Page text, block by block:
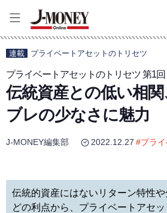
連載 プライベートアセットのトリセツ
プライベートアセットのトリセツ 第1回
伝統資産との低い相
ブレの少なさに魅力
J-MONEY編集部 2022.12.27 #プラ
伝統的資産にはないリターン特性
どの利点から、プライベートアセ